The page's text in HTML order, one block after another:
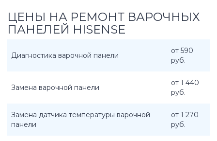
ЦЕНЫ НА РЕМОНТ ВАРОЧНЫХ
ПАНЕЛЕЙ HISENSE
Диагностика варочной панели
от 590
руб.
Замена варочной панели
от 1 440
руб.
Замена датчика температуры варочной
панели
от 1 270
руб.